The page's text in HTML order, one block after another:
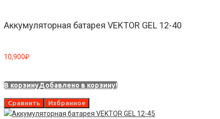
Аккумуляторная батарея VEKTOR GEL 12-40
10,900₽
В корзинуДобавлено в корзину!
Сравнить Избранное